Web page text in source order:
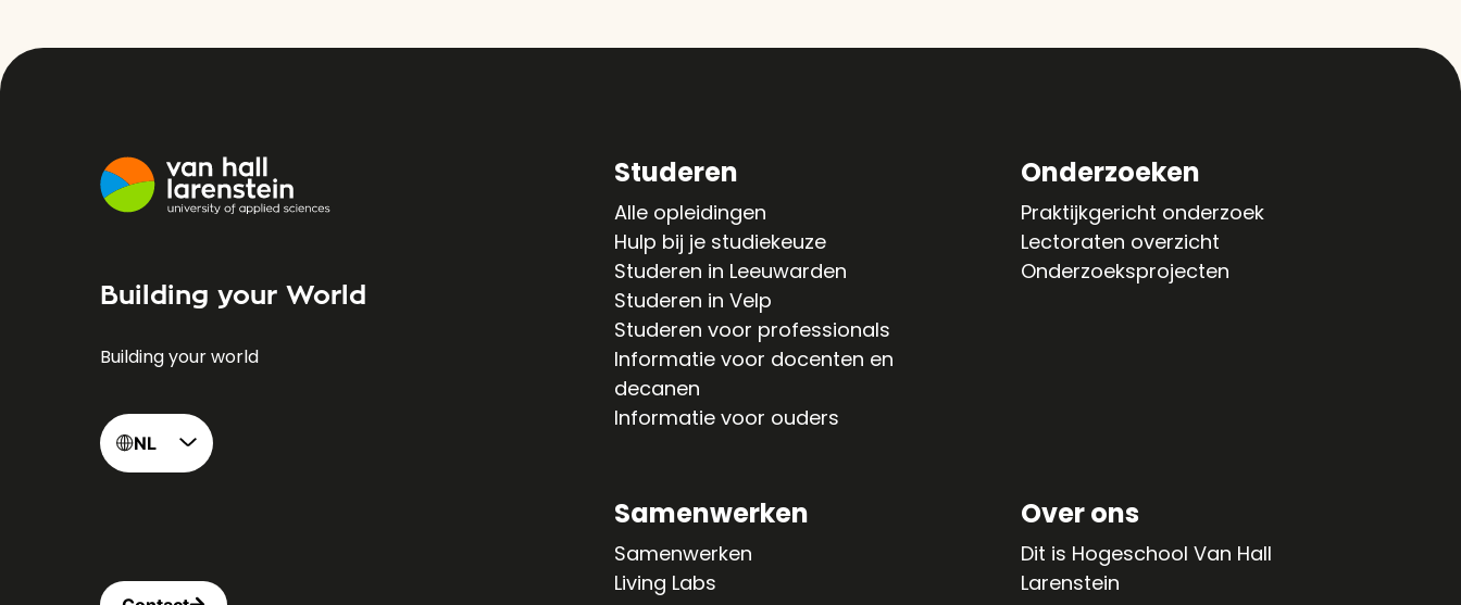
Building your World
Building your world
NL
Studeren
Alle opleidingen
Hulp bij je studiekeuze
Studeren in Leeuwarden
Studeren in Velp
Studeren voor professionals
Informatie voor docenten en
decanen
Informatie voor ouders
Onderzoeken
Praktijkgericht onderzoek
Lectoraten overzicht
Onderzoeksprojecten
Samenwerken
Samenwerken
Living Labs
Over ons
Dit is Hogeschool Van Hall
Larenstein